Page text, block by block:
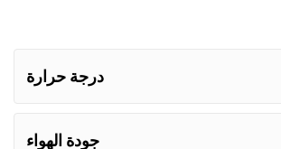
درجة حرارة
جودة الهواء